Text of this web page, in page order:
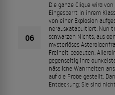
06
Die ganze Clique wird
Eingesperrt in ihrem
von einer Explosion
herauskatapultiert. Nun
schwarzen Nichts, aus
mysteriöses
Freiheit bedeuten.
gegenseitig ihre
hässliche Wahrheiten
auf die Probe gestellt.
Entdeckung: Sie sind